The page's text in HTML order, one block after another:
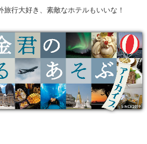
行大好き、素敵なホテルもいいな！